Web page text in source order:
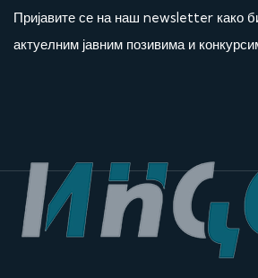
Пријавите се на наш newsletter како
актуелним јавним позивима и